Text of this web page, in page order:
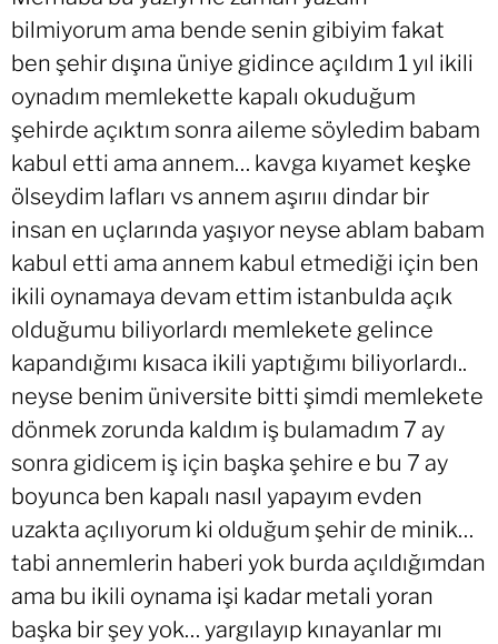
bilmiyorum ama bende senin gibiyim fakat
ben şehir dışına üniye gidince açıldım 1 yıl ikili
oynadım memlekette kapalı okuduğum
şehirde açıktım sonra aileme söyledim babam
kabul etti ama annem… kavga kıyamet keşke
ölseydim lafları vs annem aşırııı dindar bir
insan en uçlarında yaşıyor neyse ablam babam
kabul etti ama annem kabul etmediği için ben
ikili oynamaya devam ettim istanbulda açık
olduğumu biliyorlardı memlekete gelince
kapandığımı kısaca ikili yaptığımı biliyorlardı..
neyse benim üniversite bitti şimdi memlekete
dönmek zorunda kaldım iş bulamadım 7 ay
sonra gidicem iş için başka şehire e bu 7 ay
boyunca ben kapalı nasıl yapayım evden
uzakta açılıyorum ki olduğum şehir de minik…
tabi annemlerin haberi yok burda açıldığımdan
ama bu ikili oynama işi kadar metali yoran
başka bir şey yok… yargılayıp kınayanlar mı